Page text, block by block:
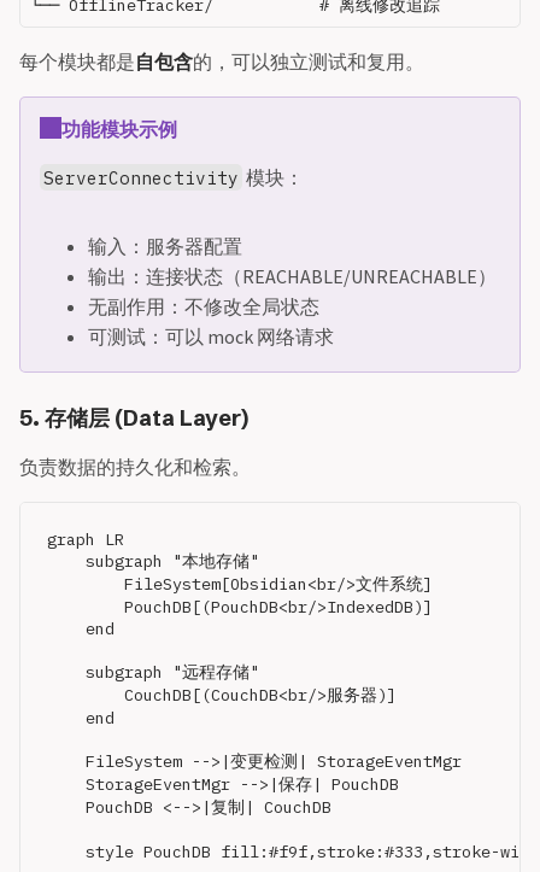
每个模块都是自包含的，可以独立测试和复用。
功能模块示例
ServerConnectivity 模块：
输入：服务器配置
输出：连接状态（REACHABLE/UNREACHABLE）
无副作用：不修改全局状态
可测试：可以 mock 网络请求
5. 存储层 (Data Layer)
负责数据的持久化和检索。
graph LR
    subgraph "本地存储"
        FileSystem[Obsidian<br/>文件系统]
        PouchDB[(PouchDB<br/>IndexedDB)]
    end
    subgraph "远程存储"
        CouchDB[(CouchDB<br/>服务器)]
    end
    FileSystem -->|变更检测| StorageEventMgr
    StorageEventMgr -->|保存| PouchDB
    PouchDB <-->|复制| CouchDB